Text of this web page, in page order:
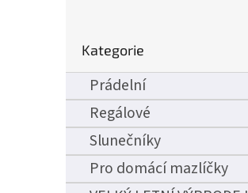
r
n
p
a
kategorie
Kategorie
Prádelní
Regálové
Slunečníky
Pro domácí mazlíčky